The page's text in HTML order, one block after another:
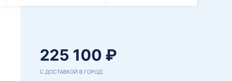
225 100 ₽
С ДОСТАВКОЙ В ГОРОД: